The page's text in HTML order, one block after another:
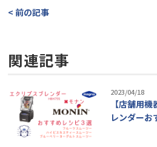
< 前の記事
関連記事
2023/04/18
【店舗用
レンダーお